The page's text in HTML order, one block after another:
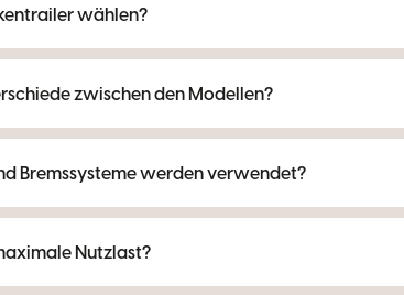
wählen?
zwischen den Modellen?
Bremssysteme werden verwendet?
Nutzlast?